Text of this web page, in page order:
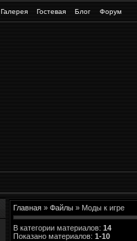
Галерея Гостевая Блог Форум
Главная » Файлы » Моды к игре
В категории материалов: 14
Показано материалов: 1-10